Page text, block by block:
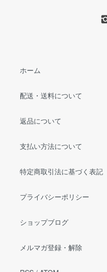
ホーム
配送・送料について
返品について
支払い方法について
特定商取引法に基づく表記
プライバシーポリシー
ショップブログ
メルマガ登録・解除